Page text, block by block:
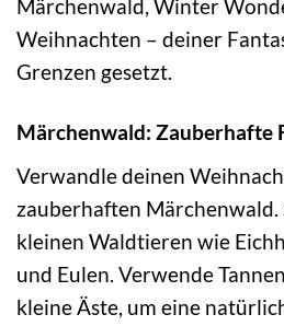
Märchenwald, Winter
Weihnachten – deiner
Grenzen gesetzt.
Märchenwald: Zauberhafte
Verwandle deinen
zauberhaften Märchenwald.
kleinen Waldtieren wie
und Eulen. Verwende
kleine Äste, um eine